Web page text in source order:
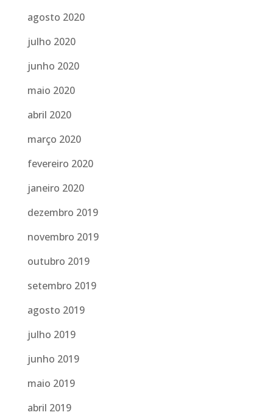
agosto 2020
julho 2020
junho 2020
maio 2020
abril 2020
março 2020
fevereiro 2020
janeiro 2020
dezembro 2019
novembro 2019
outubro 2019
setembro 2019
agosto 2019
julho 2019
junho 2019
maio 2019
abril 2019